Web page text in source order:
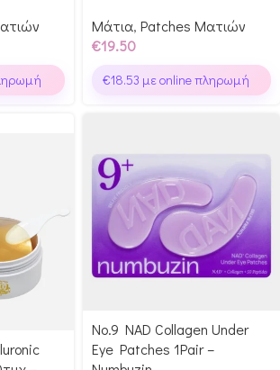
Μάτια, Patches Ματιών
€19.50
€18.53 με online πληρωμή
No.9 NAD Collagen Under
Eye Patches 1Pair –